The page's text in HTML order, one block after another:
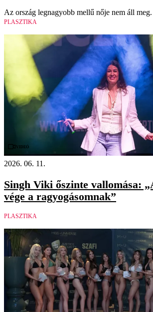
Az ország legnagyobb mellű nője nem áll meg.
PLASZTIKA
Videó
2026. 06. 11.
Singh Viki őszinte vallomása:
vége a ragyogásomnak”
PLASZTIKA